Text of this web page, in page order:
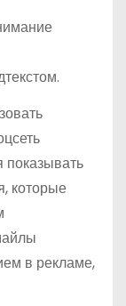
показывать
которые
в рекламе,